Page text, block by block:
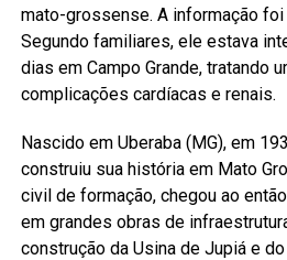
mato-grossense. A informação
Segundo familiares, ele estava
dias em Campo Grande, tratando
complicações cardíacas e renais.
Nascido em Uberaba (MG), em
construiu sua história em Mato
civil de formação, chegou ao
em grandes obras de
construção da Usina de Jupiá e